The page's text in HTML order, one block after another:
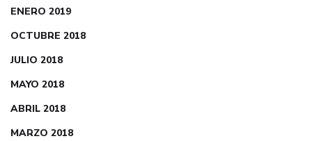
ENERO 2019
OCTUBRE 2018
JULIO 2018
MAYO 2018
ABRIL 2018
MARZO 2018